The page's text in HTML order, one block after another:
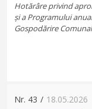
Hotărâre privind
și a Programului
Gospodărire
Nr. 43 / 18.05.2026